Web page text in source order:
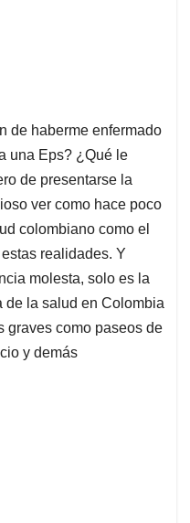
de haberme enfermado
una Eps? ¿Qué le
de presentarse la
ver como hace poco
colombiano como el
realidades. Y
molesta, solo es la
de la salud en Colombia
graves como paseos de
y demás